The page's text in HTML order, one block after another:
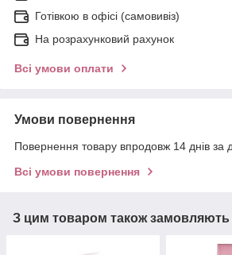
Готівкою в офісі (самовивіз)
На розрахунковий рахунок
Всі умови оплати
Умови повернення
Повернення товару впродовж 14 днів за
Всі умови повернення
З цим товаром також замовляють